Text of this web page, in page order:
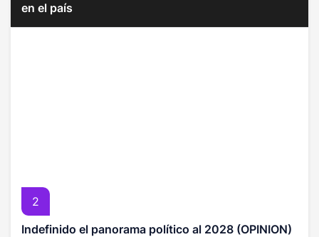
en el país
2
Indefinido el panorama político al 2028 (OPINION)